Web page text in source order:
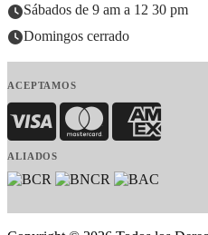
Sábados de 9 am a 12 30 pm
Domingos cerrado
ACEPTAMOS
Visa MasterCard
ALIADOS